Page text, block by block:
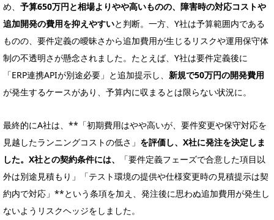
め、 予算650万円と相場よりやや高いものの、障害時の対応コストや
追加開発の費用を抑えやすいと判断。一方、Y社は予算範囲内である
ものの、要件定義の曖昧さから追加費用が生じるリスクや運用保守体
制の不透明さが懸念されました。たとえば、Y社は要件定義後に
「ERP連携APIが別途必要」と追加提示し、 新規で50万円の開発費用
が発生するケースがあり、予算内に収まるとは限らない状況に。
最終的にA社は、**「初期費用はやや高いが、要件変更や保守対応を
見越したランニングコストの低さ」 を評価し、X社に発注を決定しま
した。X社との契約条件には、
「要件定義フェーズで合意した項目以
外は別途見積もり」「テスト環境の提供や仕様変更時の見積提示は契
約内で対応」**という条項を加え、発注後に思わぬ追加費用が発生し
ないようリスクヘッジをしました。